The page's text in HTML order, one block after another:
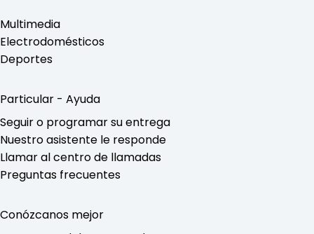
Multimedia
Electrodomésticos
Deportes
Particular - Ayuda
Seguir o programar su entrega
Nuestro asistente le responde
Llamar al centro de llamadas
Preguntas frecuentes
Conózcanos mejor